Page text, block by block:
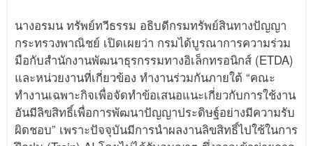
นางอรมน ทรัพย์ทวีธรรม อธิบดีกรมทรัพย์สินทางปัญญา
กระทรวงพาณิชย์ เปิดเผยว่า กรมได้บูรณาการความร่วม
มือกับสำนักงานพัฒนาธุรกรรมทางอิเล็กทรอนิกส์ (ETDA)
และหน่วยงานที่เกี่ยวข้อง ทำงานร่วมกันภายใต้ “คณะ
ทำงานเฉพาะกิจเพื่อจัดทำข้อเสนอแนะเกี่ยวกับการใช้งาน
อันมีลิขสิทธิ์เพื่อการพัฒนาปัญญาประดิษฐ์อย่างมีความรับ
ผิดชอบ” เพราะปัจจุบันมีการนำผลงานลิขสิทธิ์ไปใช้ในการ